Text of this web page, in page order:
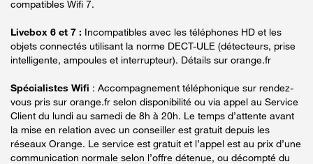
compatibles Wifi 7.
Livebox 6 et 7 : Incompatibles avec les téléphones HD et les
objets connectés utilisant la norme DECT-ULE (détecteurs, prise
intelligente, ampoules et interrupteur). Détails sur orange.fr
Spécialistes Wifi : Accompagnement téléphonique sur rendez-
vous pris sur orange.fr selon disponibilité ou via appel au Service
Client du lundi au samedi de 8h à 20h. Le temps d’attente avant
la mise en relation avec un conseiller est gratuit depuis les
réseaux Orange. Le service est gratuit et l’appel est au prix d’une
communication normale selon l’offre détenue, ou décompté du